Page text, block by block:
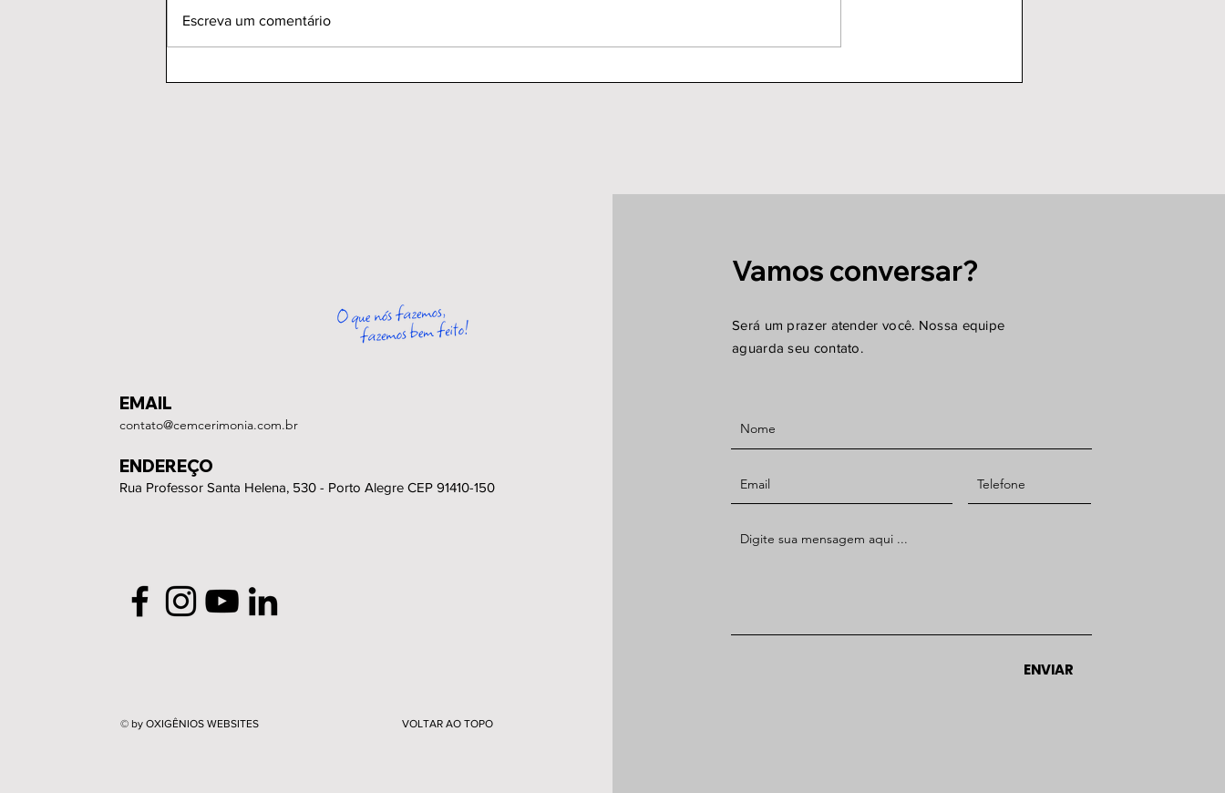
XVI Congresso Brasileiro
1ª Conferência
Escreva um comentário
EMAIL
contato@cemcerimonia.com.br
ENDEREÇO
Rua Professor Santa Helena, 530 - Porto Alegre CEP 91410-150
© by OXIGÊNIOS WEBSITES VOLTAR AO TOPO
Vamos conversar?
Será um prazer atender você. Nossa equipe
aguarda seu contato.
ENVIAR